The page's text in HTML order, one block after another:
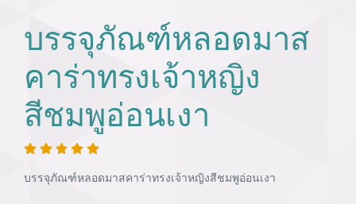
บรรจุภัณฑ์หลอดมาส
คาร่าทรงเจ้าหญิง
สีชมพูอ่อนเงา
บรรจุภัณฑ์หลอดมาสคาร่าทรงเจ้าหญิงสีชมพูอ่อนเงา